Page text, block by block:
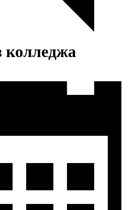
колледжа